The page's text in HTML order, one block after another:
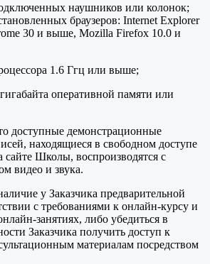
наушников или колонок;
браузеров: Internet Explorer
30 и выше, Mozilla Firefox 10.0 и
1.6 Ггц или выше;
оперативной памяти или
доступные демонстрационные
находящиеся в свободном доступе
Школы, воспроизводятся с
видео и звука.
у Заказчика предварительной
с требованиями к онлайн-курсу и
занятиях, либо убедиться в
Заказчика получить доступ к
материалам посредством